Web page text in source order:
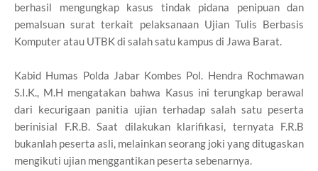
berhasil mengungkap kasus tindak pidana penipuan dan
pemalsuan surat terkait pelaksanaan Ujian Tulis Berbasis
Komputer atau UTBK di salah satu kampus di Jawa Barat.
Kabid Humas Polda Jabar Kombes Pol. Hendra Rochmawan
S.I.K., M.H mengatakan bahwa Kasus ini terungkap berawal
dari kecurigaan panitia ujian terhadap salah satu peserta
berinisial F.R.B. Saat dilakukan klarifikasi, ternyata F.R.B
bukanlah peserta asli, melainkan seorang joki yang ditugaskan
mengikuti ujian menggantikan peserta sebenarnya.